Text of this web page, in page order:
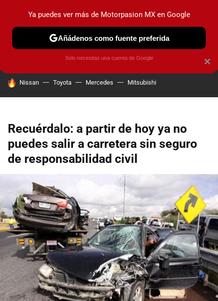
PRUEBAS INDUSTRIA HOY NO CIRCULA
HOY SE HABLA DE
Nissan Toyota Mercedes Mitsubishi
Recuérdalo: a partir de hoy ya no
puedes salir a carretera sin seguro
de responsabilidad civil
×
Ya puedes ver más de Motorpasion MX en Google
Añádenos como fuente preferida
Solo necesitas una cuenta de Google